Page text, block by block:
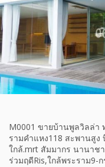
M0001 ขายบ้านพูลวิลล่า
รามคำแหง118 สะพานสูง
ใกล้.mrt สัมมากร นานาช
ร่วมฤดีRis,ใกล้พระราม9-